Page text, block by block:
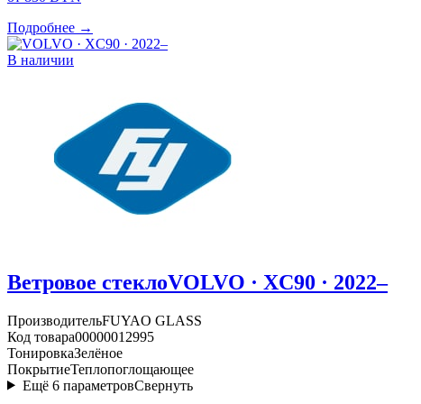
Подробнее →
В наличии
Ветровое стеклоVOLVO · XC90 · 2022–
ПроизводительFUYAO GLASS
Код товара00000012995
ТонировкаЗелёное
ПокрытиеТеплопоглощающее
Ещё 6 параметровСвернуть